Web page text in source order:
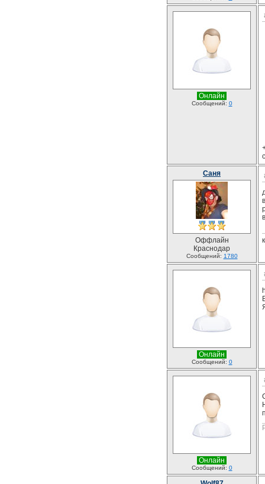
Онлайн
Сообщений: 0
Саня
Оффлайн
Краснодар
Сообщений: 1780
Онлайн
Сообщений: 0
Онлайн
Сообщений: 0